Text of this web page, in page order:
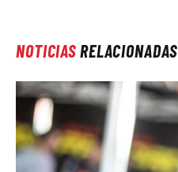
NOTICIASRELACIONADAS